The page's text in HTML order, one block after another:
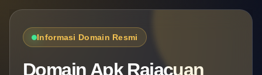
Informasi Domain Resmi
Domain Apk Rajacuan